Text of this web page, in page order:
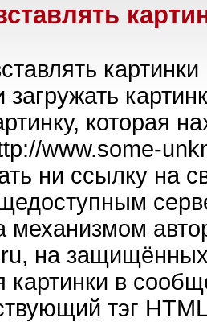
загружать
которая
www.some-
ни ссылку на
механизмом
на
картинки в
тэг